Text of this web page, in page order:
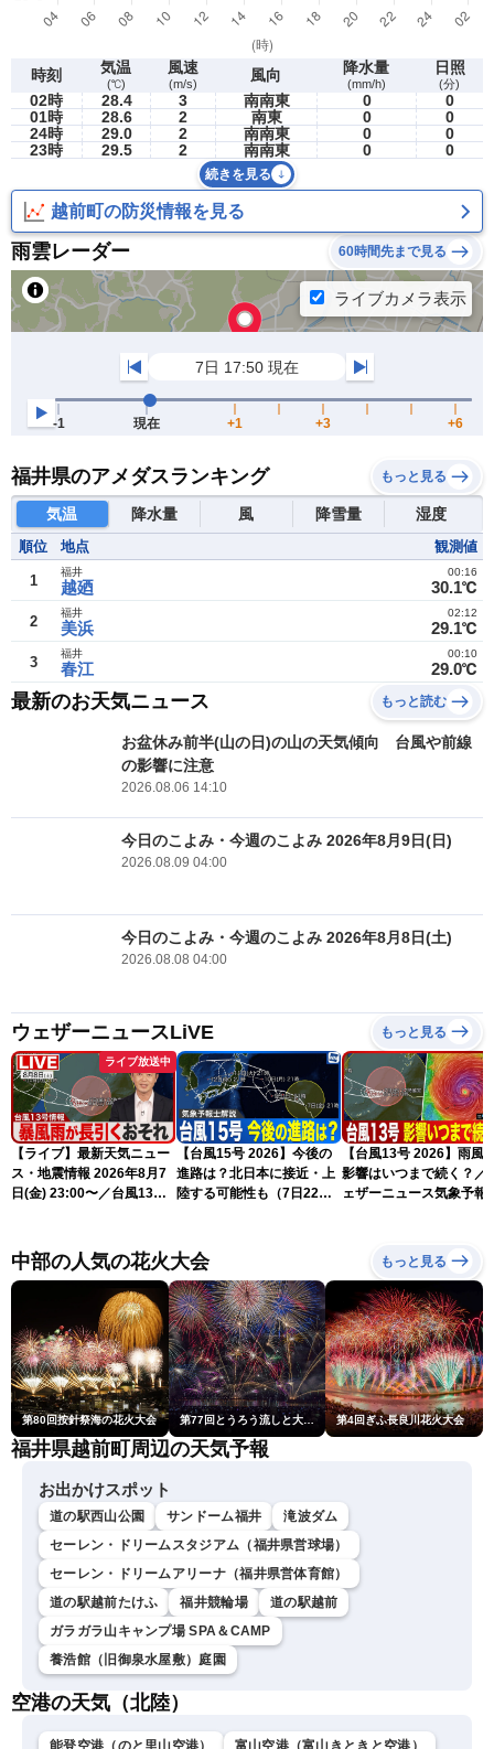
時刻 気温
(℃)
風速
(m/s) 風向 降水量
(mm/h)
日照
(分)
02時 28.4 3 南南東 0
0
01時
28.6 2 南東 0
0
24時
29.0 2 南南東 0
0
23時
29.5 2 南南東 0 0
続きを見る
越前町の防災情報を見る
雨雲レーダー 60時間先まで見る
福井県のアメダスランキング もっと見る
気温 降水量 風 降雪量 湿度
順位 地点 観測値
1 越廼
福井
30.1℃
00:16
2 美浜
福井
29.1℃
02:12
3 春江
福井
29.0℃
00:10
最新のお天気ニュース もっと読む
お盆休み前半(山の日)の山の天気傾向 台風や前線
の影響に注意
2026.08.06 14:10
今日のこよみ・今週のこよみ 2026年8月9日(日)
2026.08.09 04:00
今日のこよみ・今週のこよみ 2026年8月8日(土)
2026.08.08 04:00
ウェザーニュースLiVE もっと見る
ライブ放送中
【ライブ】最新天気ニュー
ス・地震情報 2026年8月7
日(金) 23:00〜／台風13号
【台風15号 2026】今後の
進路は？北日本に接近・上
陸する可能性も（7日22時
【台風13号 2026】雨風
影響はいつまで続く？／
ェザーニュース気象予報
中部の人気の花火大会 もっと見る
第80回按針祭海の花火大会 第77回とうろう流しと大花火大会 第4回ぎふ長良川花火大会
福井県越前町周辺の天気予報
お出かけスポット
道の駅西山公園 サンドーム福井
滝波ダム
セーレン・ドリームスタジアム（福井県営球場）
セーレン・ドリームアリーナ（福井県営体育館）
道の駅越前たけふ
福井競輪場
道の駅越前
ガラガラ山キャンプ場 SPA＆CAMP
養浩館（旧御泉水屋敷）庭園
空港の天気（北陸）